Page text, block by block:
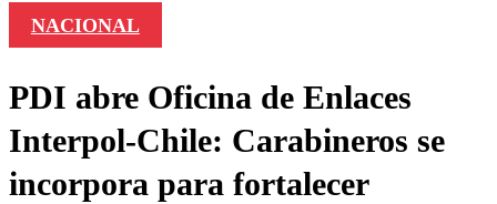
NACIONAL
PDI abre Oficina de Enlaces
Interpol-Chile: Carabineros se
incorpora para fortalecer